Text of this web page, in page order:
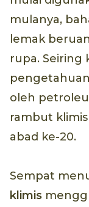
mulanya,
lemak
rupa. Seiring
oleh
rambut
abad ke-20.
Sempat
klimis